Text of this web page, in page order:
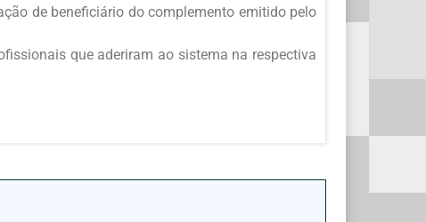
de beneficiário do complemento emitido pelo
que aderiram ao sistema na respectiva